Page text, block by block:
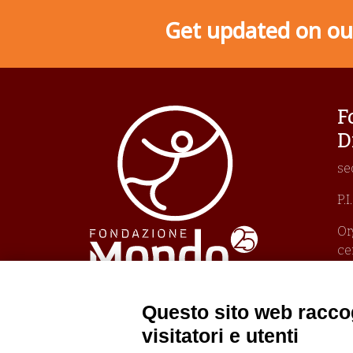
Get updated on
Questo sito web
visitatori e utenti